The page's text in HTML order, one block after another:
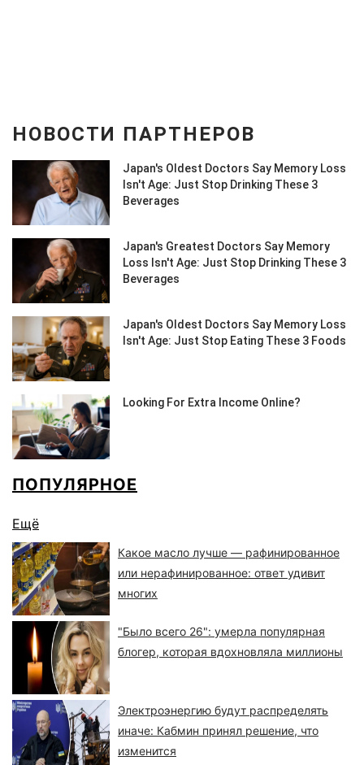
ПОПУЛЯРНОЕ
Ещё
Какое масло лучше — рафинированное
или нерафинированное: ответ удивит
многих
"Было всего 26": умерла популярная
блогер, которая вдохновляла миллионы
Электроэнергию будут распределять
иначе: Кабмин принял решение, что
изменится